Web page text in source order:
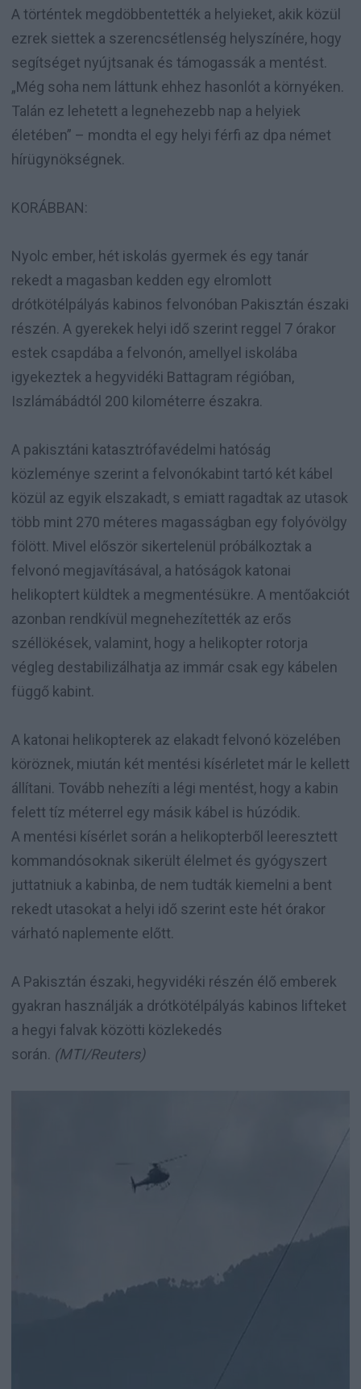
A történtek megdöbbentették a helyieket, akik közül
ezrek siettek a szerencsétlenség helyszínére, hogy
segítséget nyújtsanak és támogassák a mentést.
„Még soha nem láttunk ehhez hasonlót a környéken.
Talán ez lehetett a legnehezebb nap a helyiek
életében” – mondta el egy helyi férfi az dpa német
hírügynökségnek.
KORÁBBAN:
Nyolc ember, hét iskolás gyermek és egy tanár
rekedt a magasban kedden egy elromlott
drótkötélpályás kabinos felvonóban Pakisztán északi
részén. A gyerekek helyi idő szerint reggel 7 órakor
estek csapdába a felvonón, amellyel iskolába
igyekeztek a hegyvidéki Battagram régióban,
Iszlámábádtól 200 kilométerre északra.
A pakisztáni katasztrófavédelmi hatóság
közleménye szerint a felvonókabint tartó két kábel
közül az egyik elszakadt, s emiatt ragadtak az utasok
több mint 270 méteres magasságban egy folyóvölgy
fölött. Mivel először sikertelenül próbálkoztak a
felvonó megjavításával, a hatóságok katonai
helikoptert küldtek a megmentésükre. A mentőakciót
azonban rendkívül megnehezítették az erős
széllökések, valamint, hogy a helikopter rotorja
végleg destabilizálhatja az immár csak egy kábelen
függő kabint.
A katonai helikopterek az elakadt felvonó közelében
köröznek, miután két mentési kísérletet már le kellett
állítani. Tovább nehezíti a légi mentést, hogy a kabin
felett tíz méterrel egy másik kábel is húzódik.
A mentési kísérlet során a helikopterből leeresztett
kommandósoknak sikerült élelmet és gyógyszert
juttatniuk a kabinba, de nem tudták kiemelni a bent
rekedt utasokat a helyi idő szerint este hét órakor
várható naplemente előtt.
A Pakisztán északi, hegyvidéki részén élő emberek
gyakran használják a drótkötélpályás kabinos lifteket
a hegyi falvak közötti közlekedés
során. (MTI/Reuters)